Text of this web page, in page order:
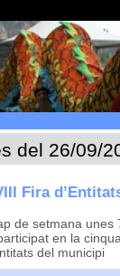
del 26/09/
Fira
de setmana
en la
del municipi